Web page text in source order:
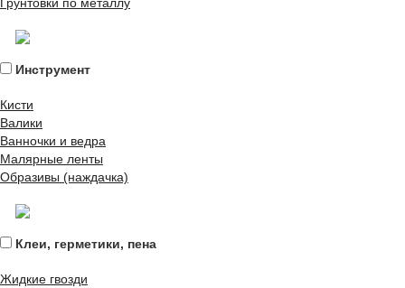
Инструмент
Кисти
Валики
Ванночки и ведра
Малярные ленты
Образивы (наждачка)
Клеи, герметики, пена
Жидкие гвозди